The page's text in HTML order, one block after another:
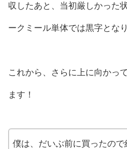
収したあと、当初厳しかった
ークミール単体では黒字とな
これから、さらに上に向かっ
ます！
僕は、だいぶ前に買ったので